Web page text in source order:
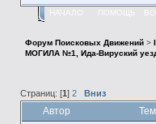
НАЧАЛО ПОМОЩЬ
Форум Поисковых Движений>
МОГИЛА №1, Ида-Вируский
Страниц: [1 ] 2 Вниз
Автор